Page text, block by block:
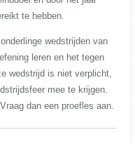
te hebben.
wedstrijden van
leren en het tegen
wedstrijd is niet verplicht,
mee te krijgen.
dan een proefles aan.